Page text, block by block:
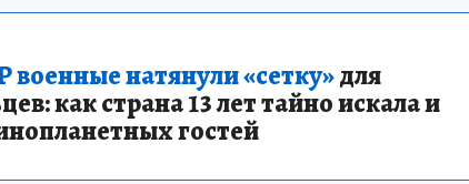
натянули «сетку»для
как страна 13 лет тайно искала и
гостей